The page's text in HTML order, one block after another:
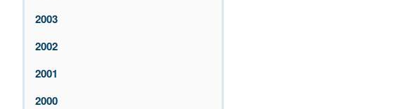
2003
2002
2001
2000